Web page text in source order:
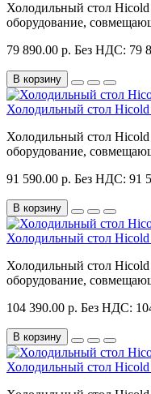
Холодильный стол
оборудование,
79 890.00 р. Без НДС: 79
В корзину
Холодильный стол
Холодильный стол
оборудование,
91 590.00 р. Без НДС: 91
В корзину
Холодильный стол
Холодильный стол
оборудование,
104 390.00 р. Без НДС:
В корзину
Холодильный стол